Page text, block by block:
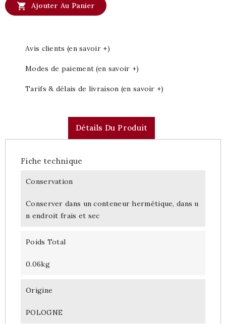
 Ajouter Au Panier
Avis clients (en savoir +)
Modes de paiement (en savoir +)
Tarifs & délais de livraison (en savoir +)
Détails Du Produit
Fiche technique
Conservation
Conserver dans un conteneur hermétique, dans u
n endroit frais et sec
Poids Total
0.06kg
Origine
POLOGNE